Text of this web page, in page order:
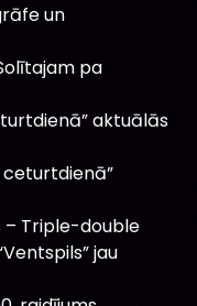
un
pa
aktuālās
ceturtdienā”
– Triple-double
jau